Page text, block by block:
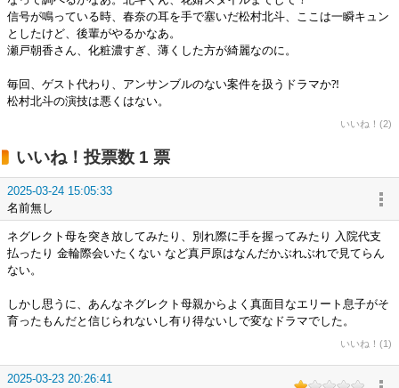
信号が鳴っている時、春奈の耳を手で塞いだ松村北斗、ここは一瞬キュン
としたけど、後輩がやるかなあ。
瀬戸朝香さん、化粧濃すぎ、薄くした方が綺麗なのに。
毎回、ゲスト代わり、アンサンブルのない案件を扱うドラマか⁈
松村北斗の演技は悪くはない。
いいね！(2)
いいね！投票数 1 票
2025-03-24 15:05:33
名前無し
ネグレクト母を突き放してみたり、別れ際に手を握ってみたり 入院代支
払ったり 金輪際会いたくない など真戸原はなんだかぶれぶれで見てらん
ない。
しかし思うに、あんなネグレクト母親からよく真面目なエリート息子がそ
育ったもんだと信じられないし有り得ないしで変なドラマでした。
いいね！(1)
2025-03-23 20:26:41